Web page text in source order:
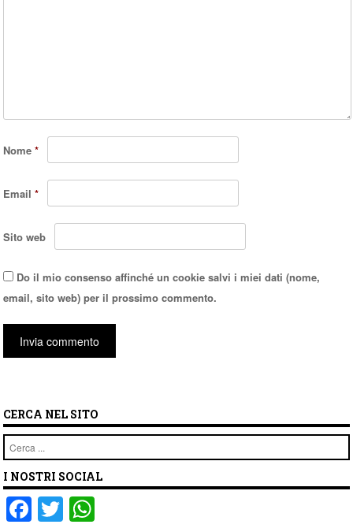
Nome*
Email*
Sito web
Do il mio consenso affinché un cookie salvi i miei dati (nome,
email, sito web) per il prossimo commento.
CERCA NEL SITO
Cerca
I NOSTRI SOCIAL
F T